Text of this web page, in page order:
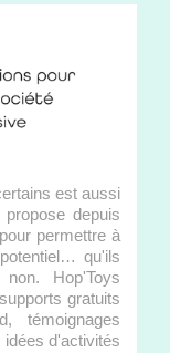
est aussi
depuis
permettre à
qu'ils
Hop'Toys
gratuits
témoignages
d'activités